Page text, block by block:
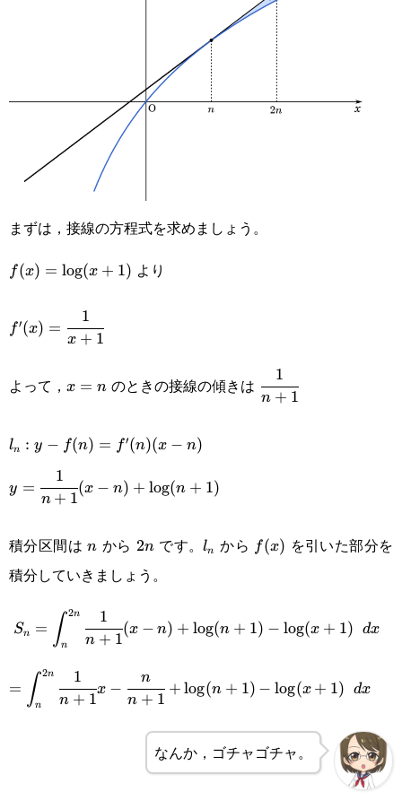
まずは，接線の方程式を求めましょう。
f(x)=\log(x+1)
f(x) = log(x + 1) より
f'(x)=\cfrac{1}
f′(x) =
x + 1
1
よって， x = nのときの接線の傾きは
\cfrac{1}
{n+1}
n + 1
1
l_n:y-
f(n)=f'(n)
(x-n)
ln : y − f(n) = f′(n)(x − n)
y=\cfrac{1}
{n+1}(x-
n)+\log(n+1)
y =
n + 1
1
(x − n) + log(n + 1)
積分区間はn から 2n
2nです。l_n
ln から f(x)
f(x) を引いた部分を
積分していきましょう。
\displaystyle S_n=\int_n^{2n}\cfrac{1}
{n+1}(x-n)+\log(n+1)-
\log(x+1)\space dx
Sn = ∫n
2n
n + 1
1
(x − n) + log(n + 1) − log(x + 1) dx
\displaystyle=\int_n^{2n}\cfrac{1}
{n+1}x-\cfrac{n}
\log(x+1)\space dx
= ∫n
2n
n + 1
1
x −
n + 1
n
+ log(n + 1) − log(x + 1) dx
なんか，ゴチャゴチャ。